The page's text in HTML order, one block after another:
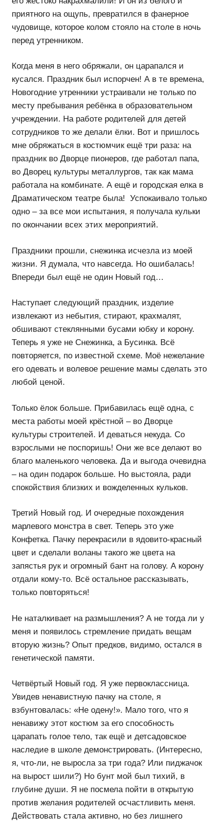
приятного на ощупь, превратился в фанерное
чудовище, которое колом стояло на столе в ночь
перед утренником.
Когда меня в него обряжали, он царапался и
кусался. Праздник был испорчен! А в те времена,
Новогодние утренники устраивали не только по
месту пребывания ребёнка в образовательном
учреждении. На работе родителей для детей
сотрудников то же делали ёлки. Вот и пришлось
мне обряжаться в костюмчик ещё три раза: на
праздник во Дворце пионеров, где работал папа,
во Дворец культуры металлургов, так как мама
работала на комбинате. А ещё и городская елка в
Драматическом театре была! Успокаивало только
одно – за все мои испытания, я получала кульки
по окончании всех этих мероприятий.
Праздники прошли, снежинка исчезла из моей
жизни. Я думала, что навсегда. Но ошибалась!
Впереди был ещё не один Новый год…
Наступает следующий праздник, изделие
извлекают из небытия, стирают, крахмалят,
обшивают стеклянными бусами юбку и корону.
Теперь я уже не Снежинка, а Бусинка. Всё
повторяется, по известной схеме. Моё нежелание
его одевать и волевое решение мамы сделать это
любой ценой.
Только ёлок больше. Прибавилась ещё одна, с
места работы моей крёстной – во Дворце
культуры строителей. И деваться некуда. Со
взрослыми не поспоришь! Они же все делают во
благо маленького человека. Да и выгода очевидна
– на один подарок больше. Но выстояла, ради
спокойствия близких и вожделенных кульков.
Третий Новый год. И очередные похождения
марлевого монстра в свет. Теперь это уже
Конфетка. Пачку перекрасили в ядовито-красный
цвет и сделали воланы такого же цвета на
запястья рук и огромный бант на голову. А корону
отдали кому-то. Всё остальное рассказывать,
только повторяться!
Не наталкивает на размышления? А не тогда ли у
меня и появилось стремление придать вещам
вторую жизнь? Опыт предков, видимо, остался в
генетической памяти.
Четвёртый Новый год. Я уже первоклассница.
Увидев ненавистную пачку на столе, я
взбунтовалась: «Не одену!». Мало того, что я
ненавижу этот костюм за его способность
царапать голое тело, так ещё и детсадовское
наследие в школе демонстрировать. (Интересно,
я, что-ли, не выросла за три года? Или пиджачок
на вырост шили?) Но бунт мой был тихий, в
глубине души. Я не посмела пойти в открытую
против желания родителей осчастливить меня.
Действовать стала активно, но без лишнего